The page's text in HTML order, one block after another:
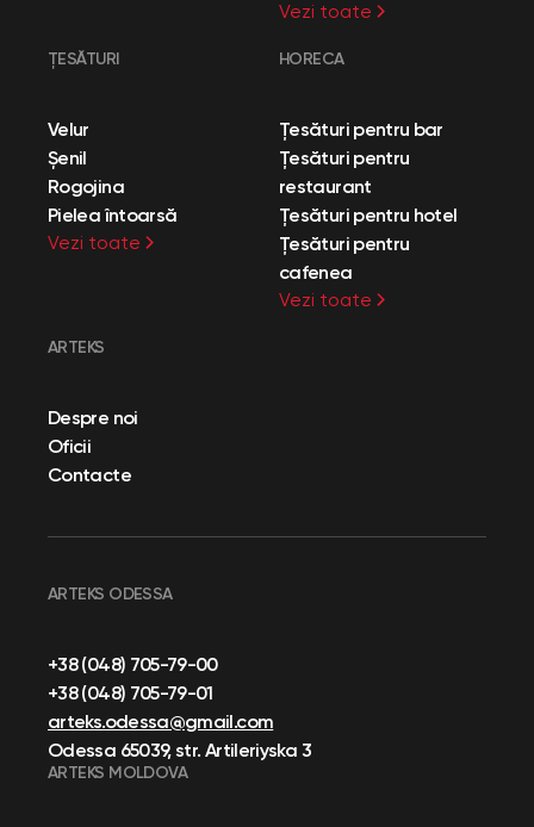
Vezi toate
ȚESĂTURI
Velur
Șenil
Rogojina
Pielea întoarsă
Vezi toate
HORECA
Țesături pentru bar
Țesături pentru
restaurant
Țesături pentru hotel
Țesături pentru
cafenea
Vezi toate
ARTEKS
Despre noi
Oficii
Contacte
ARTEKS ODESSA
+38 (048) 705-79-00
+38 (048) 705-79-01
arteks.odessa@gmail.com
Odessa 65039, str. Artileriyska 3
ARTEKS MOLDOVA